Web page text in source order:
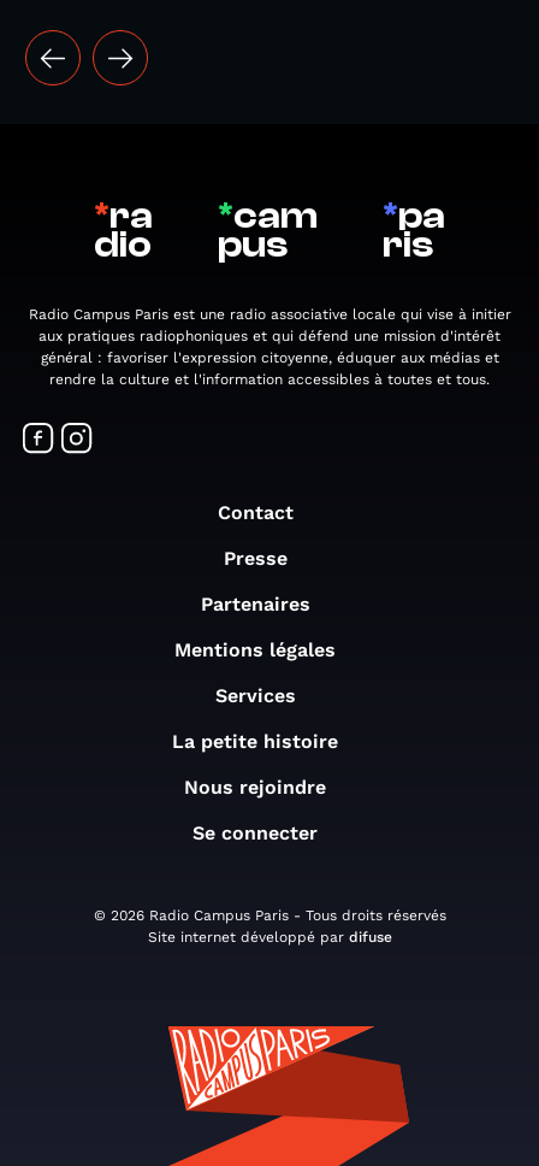
*ra
dio
*cam
pus
*pa
ris
Radio Campus Paris est une radio associative locale qui vise à initier
aux pratiques radiophoniques et qui défend une mission d'intérêt
général : favoriser l'expression citoyenne, éduquer aux médias et
rendre la culture et l'information accessibles à toutes et tous.
Contact
Presse
Partenaires
Mentions légales
Services
La petite histoire
Nous rejoindre
Se connecter
© 2026 Radio Campus Paris - Tous droits réservés
Site internet développé par difuse